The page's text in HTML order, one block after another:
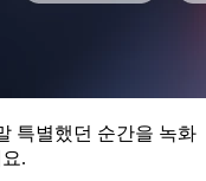
특별했던 순간을 녹화
.